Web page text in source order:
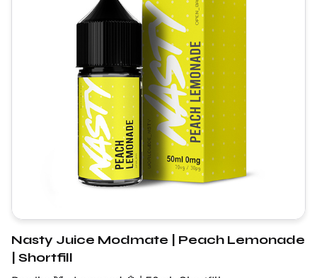
Nasty Juice Modmate | Peach Lemonade
| Shortfill